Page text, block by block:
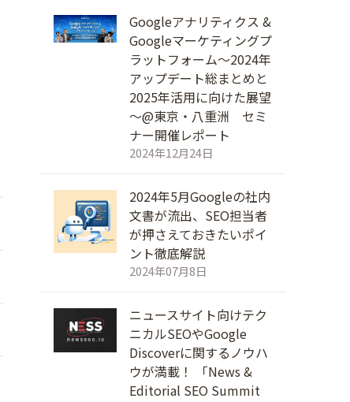
Googleアナリティクス &
Googleマーケティングプ
ラットフォーム～2024年
アップデート総まとめと
2025年活用に向けた展望
～@東京・八重洲 セミ
ナー開催レポート
2024年12月24日
2024年5月Googleの社内
文書が流出、SEO担当者
が押さえておきたいポイ
ント徹底解説
2024年07月8日
ニュースサイト向けテク
ニカルSEOやGoogle
Discoverに関するノウハ
ウが満載！ 「News &
Editorial SEO Summit